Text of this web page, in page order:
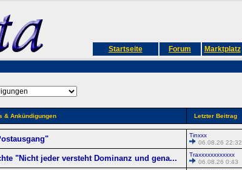
Startseite Forum Marktplatz
& Ankündigungen Letzter Beitrag
Tinxxx
06.08.26 22:32
"Nicht jeder versteht Dominanz und gena...
Traxxxxxxxxxxxx
06.08.26 0:43